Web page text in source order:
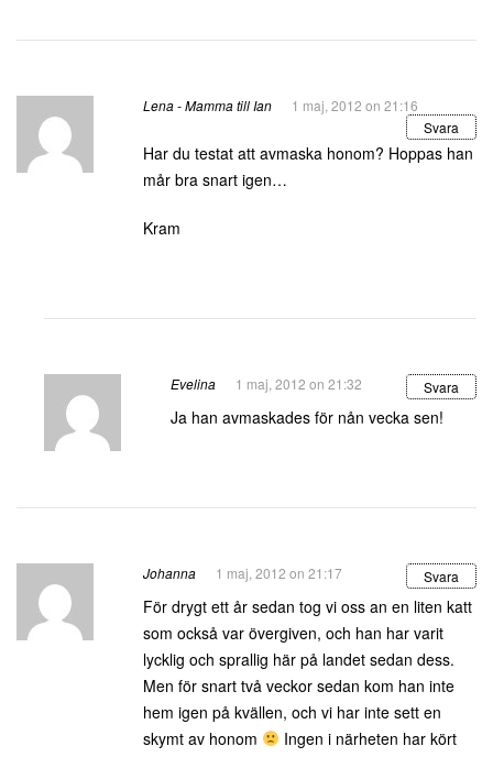
Lena - Mamma till Ian
1 maj, 2012 on 21:16
Svara
Har du testat att avmaska honom? Hoppas han
mår bra snart igen…
Kram
Evelina 1 maj, 2012 on 21:32 Svara
Ja han avmaskades för nån vecka sen!
Johanna 1 maj, 2012 on 21:17 Svara
För drygt ett år sedan tog vi oss an en liten katt
som också var övergiven, och han har varit
lycklig och sprallig här på landet sedan dess.
Men för snart två veckor sedan kom han inte
hem igen på kvällen, och vi har inte sett en
skymt av honom
Ingen i närheten har kört